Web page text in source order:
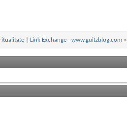
| Link Exchange - www.guitzblog.com »